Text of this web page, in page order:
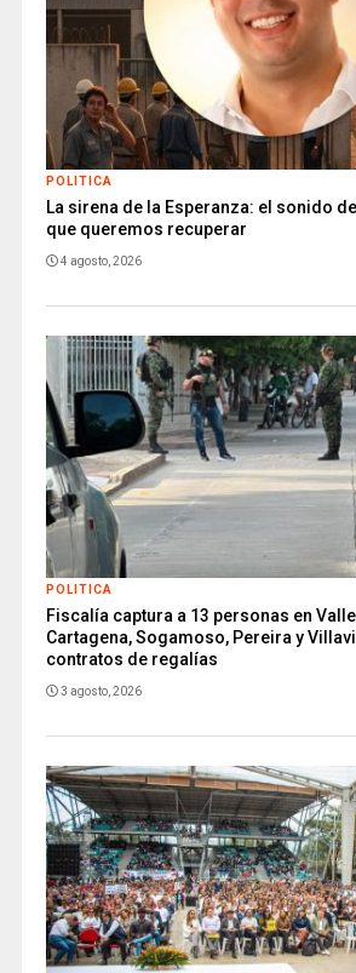
POLITICA
La sirena de la Esperanza: el sonido
que queremos recuperar
4 agosto, 2026
POLITICA
Fiscalía captura a 13 personas en
Cartagena, Sogamoso, Pereira y
contratos de regalías
3 agosto, 2026